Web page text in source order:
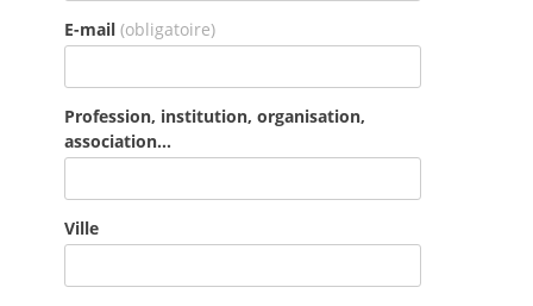
E-mail (obligatoire)
Profession, institution, organisation,
association...
Ville